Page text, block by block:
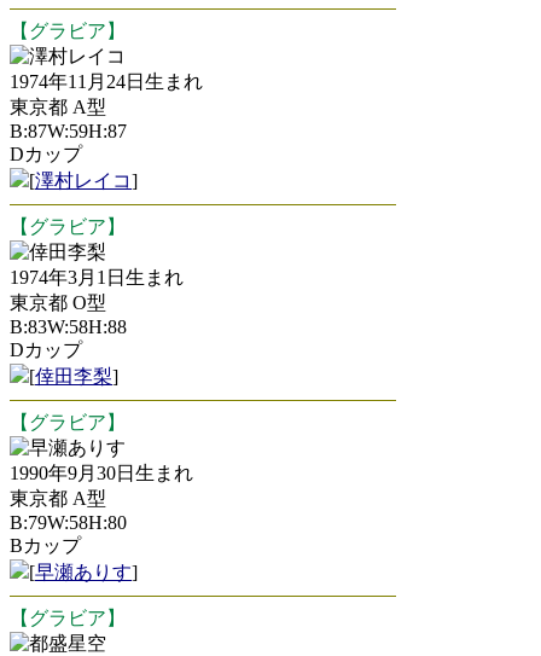
【グラビア】
澤村レイコ
1974年11月24日生まれ
東京都 A型
B:87W:59H:87
Dカップ
[澤村レイコ]
【グラビア】
倖田李梨
1974年3月1日生まれ
東京都 O型
B:83W:58H:88
Dカップ
[倖田李梨]
【グラビア】
早瀬ありす
1990年9月30日生まれ
東京都 A型
B:79W:58H:80
Bカップ
[早瀬ありす]
【グラビア】
都盛星空